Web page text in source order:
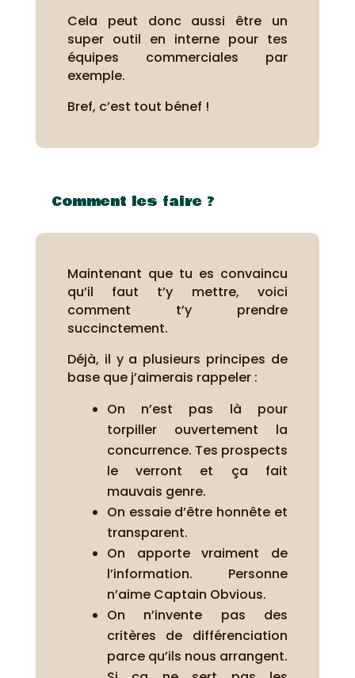
Cela peut donc aussi être un
super outil en interne pour tes
équipes commerciales par
exemple.
Bref, c’est tout bénef !
Comment les faire ?
Maintenant que tu es convaincu
qu’il faut t’y mettre, voici
comment t’y prendre
succinctement.
Déjà, il y a plusieurs principes de
base que j’aimerais rappeler :
On n’est pas là pour
torpiller ouvertement la
concurrence. Tes prospects
le verront et ça fait
mauvais genre.
On essaie d’être honnête et
transparent.
On apporte vraiment de
l’information. Personne
n’aime Captain Obvious.
On n’invente pas des
critères de différenciation
parce qu’ils nous arrangent.